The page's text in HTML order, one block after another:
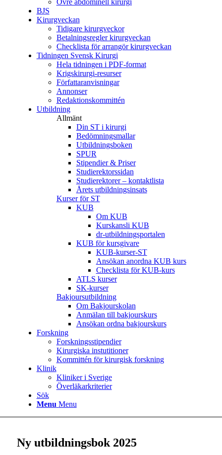
Övre abdominell kirurgi
BJS
Kirurgveckan
Tidigare kirurgveckor
Betalningsregler kirurgveckan
Checklista för arrangör kirurgveckan
Tidningen Svensk Kirurgi
Hela tidningen i PDF-format
Krigskirurgi-resurser
Författaranvisningar
Annonser
Redaktionskommittén
Utbildning
Allmänt
Din ST i kirurgi
Bedömningsmallar
Utbildningsboken
SPUR
Stipendier & Priser
Studierektorssidan
Studierektorer – kontaktlista
Årets utbildningsinsats
Kurser för ST
KUB
Om KUB
Kurskansli KUB
dr-utbildningsportalen
KUB för kursgivare
KUB-kurser-ST
Ansökan anordna KUB kurs
Checklista för KUB-kurs
ATLS kurser
SK-kurser
Bakjoursutbildning
Om Bakjourskolan
Anmälan till bakjourskurs
Ansökan ordna bakjourskurs
Forskning
Forskningsstipendier
Kirurgiska instutitioner
Kommittén för kirurgisk forskning
Klinik
Kliniker i Sverige
Överläkarkriterier
Sök
Menu Menu
Ny utbildningsbok 2025